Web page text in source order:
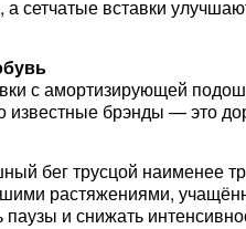
сетчатые вставки
с амортизирующей
известные брэнды — это
бег трусцой
растяжениями,
и снижать